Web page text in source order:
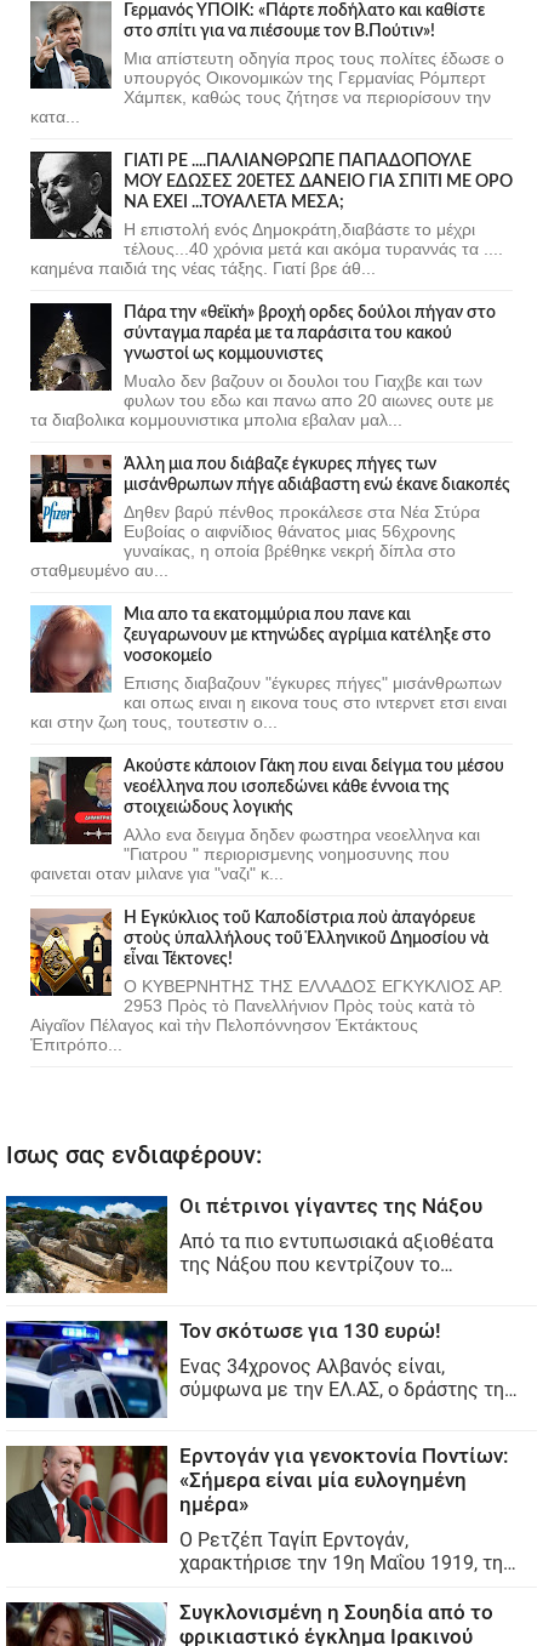
Γερμανός ΥΠΟΙΚ: «Πάρτε ποδήλατο και καθίστε
στο σπίτι για να πιέσουμε τον Β.Πούτιν»!
Μια απίστευτη οδηγία προς τους πολίτες έδωσε ο
υπουργός Οικονομικών της Γερμανίας Ρόμπερτ
Χάμπεκ, καθώς τους ζήτησε να περιορίσουν την
κατα...
ΓΙΑΤΙ ΡΕ ....ΠΑΛΙΑΝΘΡΩΠΕ ΠΑΠΑΔΟΠΟΥΛΕ
ΜΟΥ ΕΔΩΣΕΣ 20ΕΤΕΣ ΔΑΝΕΙΟ ΓΙΑ ΣΠΙΤΙ ΜΕ ΟΡΟ
ΝΑ ΕΧΕΙ ...ΤΟΥΑΛΕΤΑ ΜΕΣΑ;
Η επιστολή ενός Δημοκράτη,διαβάστε το μέχρι
τέλους...40 χρόνια μετά και ακόμα τυραννάς τα ....
καημένα παιδιά της νέας τάξης. Γιατί βρε άθ...
Πάρα την «θεϊκή» βροχή ορδες δούλοι πήγαν στο
σύνταγμα παρέα με τα παράσιτα του κακού
γνωστοί ως κομμουνιστες
Μυαλο δεν βαζουν οι δουλοι του Γιαχβε και των
φυλων του εδω και πανω απο 20 αιωνες ουτε με
τα διαβολικα κομμουνιστικα μπολια εβαλαν μαλ...
Άλλη μια που διάβαζε έγκυρες πήγες των
μισάνθρωπων πήγε αδιάβαστη ενώ έκανε διακοπές
Δηθεν βαρύ πένθος προκάλεσε στα Νέα Στύρα
Ευβοίας ο αιφνίδιος θάνατος μιας 56χρονης
γυναίκας, η οποία βρέθηκε νεκρή δίπλα στο
σταθμευμένο αυ...
Μια απο τα εκατομμύρια που πανε και
ζευγαρωνουν με κτηνώδες αγρίμια κατέληξε στο
νοσοκομείο
Επισης διαβαζουν "έγκυρες πήγες" μισάνθρωπων
και οπως ειναι η εικονα τους στο ιντερνετ ετσι ειναι
και στην ζωη τους, τουτεστιν ο...
Ακούστε κάποιον Γάκη που ειναι δείγμα του μέσου
νεοέλληνα που ισοπεδώνει κάθε έννοια της
στοιχειώδους λογικής
Αλλο ενα δειγμα δηδεν φωστηρα νεοελληνα και
"Γιατρου " περιορισμενης νοημοσυνης που
φαινεται οταν μιλανε για "ναζι" κ...
Ἡ Ἐγκύκλιος τοῦ Καποδίστρια ποὺ ἀπαγόρευε
στοὺς ὑπαλλήλους τοῦ Ἑλληνικοῦ Δημοσίου νὰ
εἶναι Τέκτονες!
Ο ΚΥΒΕΡΝΗΤΗΣ ΤΗΣ ΕΛΛΑΔΟΣ ΕΓΚΥΚΛΙΟΣ ΑΡ.
2953 Πρὸς τὸ Πανελλήνιον Πρὸς τοὺς κατὰ τὸ
Αἰγαῖον Πέλαγος καὶ τὴν Πελοπόννησον Ἐκτάκτους
Ἐπιτρόπο...